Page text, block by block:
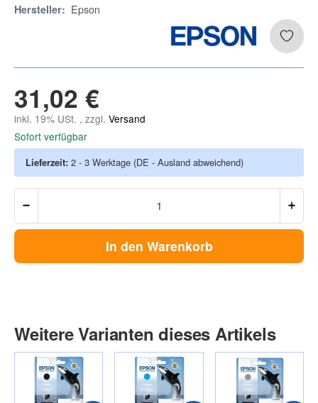
Hersteller: Epson
31,02 €
inkl. 19% USt. , zzgl. Versand
Sofort verfügbar
Lieferzeit: 2 - 3 Werktage (DE - Ausland abweichend)
In den Warenkorb
Weitere Varianten dieses Artikels